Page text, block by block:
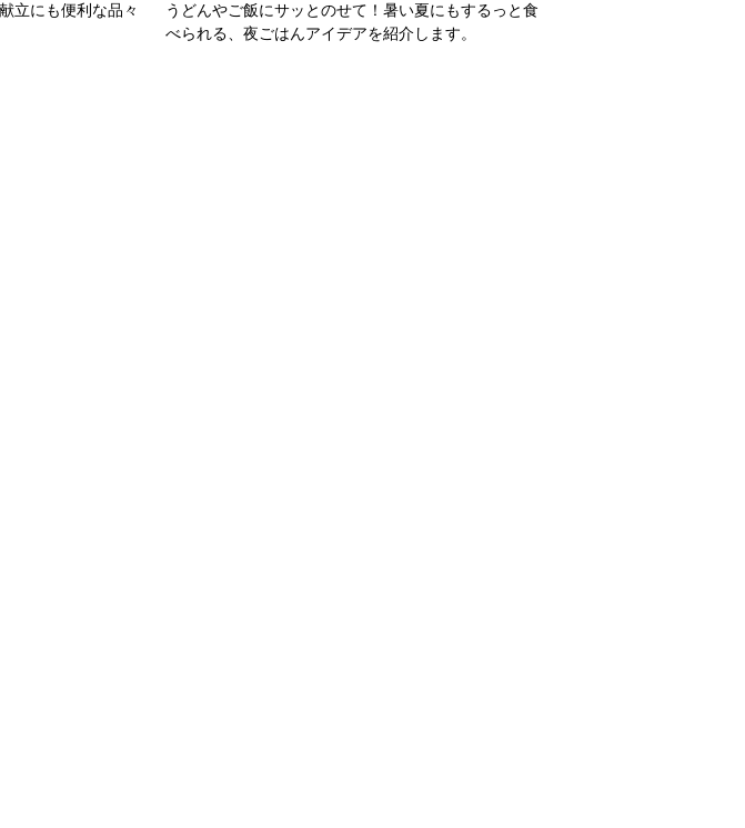
立にも便利な品々
うどんやご飯にサッとのせて！暑い夏にもするっと食
べられる、夜ごはんアイデアを紹介します。